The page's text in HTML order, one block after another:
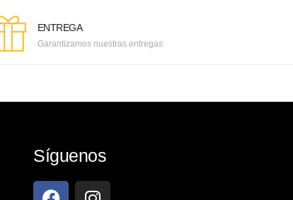
ENTREGA
Garantizamos nuestras entregas
Síguenos